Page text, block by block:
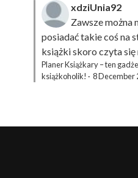
xdziUnia92
Zawsze można
posiadać takie coś na
książki skoro czyta się
Planer Książkary – ten
książkoholik! · 8 December